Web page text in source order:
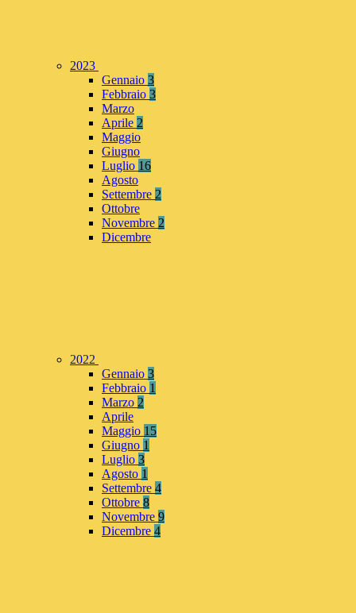
2023
Gennaio 3
Febbraio 3
Marzo
Aprile 2
Maggio
Giugno
Luglio 16
Agosto
Settembre 2
Ottobre
Novembre 2
Dicembre
2022
Gennaio 3
Febbraio 1
Marzo 2
Aprile
Maggio 15
Giugno 1
Luglio 3
Agosto 1
Settembre 4
Ottobre 8
Novembre 9
Dicembre 4